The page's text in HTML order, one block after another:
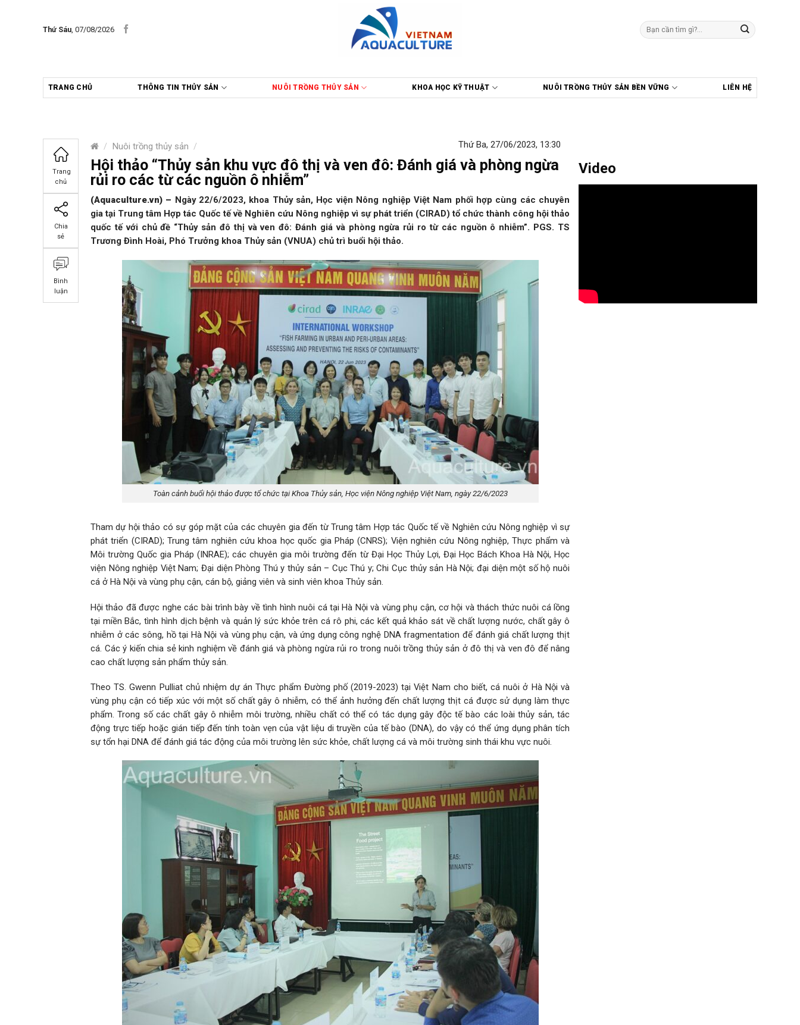
Thứ Sáu, 07/08/2026
Tìm
kiếm:
TRANG CHỦ THÔNG TIN THỦY SẢN NUÔI TRỒNG THỦY SẢN KHOA HỌC KỸ THUẬT NUÔI TRỒNG THỦY SẢN BỀN VỮNG LIÊN HỆ
/ Nuôi trồng thủy sản /
Trang
chủ
Chia
sẻ
Bình
luận
Thứ Ba, 27/06/2023, 13:30
Hội thảo “Thủy sản khu vực đô thị và ven đô: Đánh giá và phòng ngừa
rủi ro các từ các nguồn ô nhiễm”
(Aquaculture.vn) – Ngày 22/6/2023, khoa Thủy sản, Học viện Nông nghiệp Việt Nam phối hợp cùng các chuyên
gia tại Trung tâm Hợp tác Quốc tế về Nghiên cứu Nông nghiệp vì sự phát triển (CIRAD) tổ chức thành công hội thảo
quốc tế với chủ đề “Thủy sản đô thị và ven đô: Đánh giá và phòng ngừa rủi ro từ các nguồn ô nhiễm”. PGS. TS
Trương Đình Hoài, Phó Trưởng khoa Thủy sản (VNUA) chủ trì buổi hội thảo.
Toàn cảnh buổi hội thảo được tổ chức tại Khoa Thủy sản, Học viện Nông nghiệp Việt Nam, ngày 22/6/2023
Tham dự hội thảo có sự góp mặt của các chuyên gia đến từ Trung tâm Hợp tác Quốc tế về Nghiên cứu Nông nghiệp vì sự
phát triển (CIRAD); Trung tâm nghiên cứu khoa học quốc gia Pháp (CNRS); Viện nghiên cứu Nông nghiệp, Thực phẩm và
Môi trường Quốc gia Pháp (INRAE); các chuyên gia môi trường đến từ Đại Học Thủy Lợi, Đại Học Bách Khoa Hà Nội, Học
viện Nông nghiệp Việt Nam; Đại diện Phòng Thú y thủy sản – Cục Thú y; Chi Cục thủy sản Hà Nội; đại diện một số hộ nuôi
cá ở Hà Nội và vùng phụ cận, cán bộ, giảng viên và sinh viên khoa Thủy sản.
Hội thảo đã được nghe các bài trình bày về tình hình nuôi cá tại Hà Nội và vùng phụ cận, cơ hội và thách thức nuôi cá lồng
tại miền Bắc, tình hình dịch bệnh và quản lý sức khỏe trên cá rô phi, các kết quả khảo sát về chất lượng nước, chất gây ô
nhiễm ở các sông, hồ tại Hà Nội và vùng phụ cận, và ứng dụng công nghệ DNA fragmentation để đánh giá chất lượng thịt
cá. Các ý kiến chia sẻ kinh nghiệm về đánh giá và phòng ngừa rủi ro trong nuôi trồng thủy sản ở đô thị và ven đô để nâng
cao chất lượng sản phẩm thủy sản.
Theo TS. Gwenn Pulliat chủ nhiệm dự án Thực phẩm Đường phố (2019-2023) tại Việt Nam cho biết, cá nuôi ở Hà Nội và
vùng phụ cận có tiếp xúc với một số chất gây ô nhiễm, có thể ảnh hưởng đến chất lượng thịt cá được sử dụng làm thực
phẩm. Trong số các chất gây ô nhiễm môi trường, nhiều chất có thể có tác dụng gây độc tế bào các loài thủy sản, tác
động trực tiếp hoặc gián tiếp đến tính toàn vẹn của vật liệu di truyền của tế bào (DNA), do vậy có thể ứng dụng phân tích
sự tổn hại DNA để đánh giá tác động của môi trường lên sức khỏe, chất lượng cá và môi trường sinh thái khu vực nuôi.
Video